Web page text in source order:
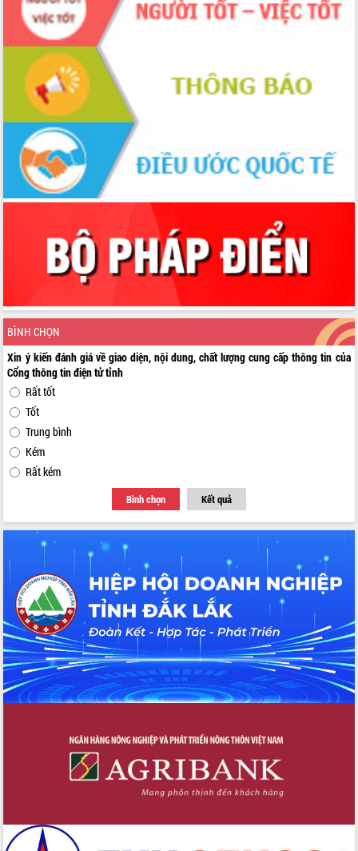
BÌNH CHỌN
Xin ý kiến đánh giá về giao diện, nội dung, chất lượng cung cấp thông tin của
Cổng thông tin điện tử tỉnh
Rất tốt
Tốt
Trung bình
Kém
Rất kém
Bình chọn Kết quả